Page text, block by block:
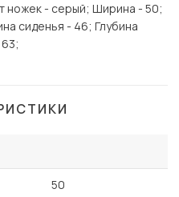
ножек - серый; Ширина - 50;
сиденья - 46; Глубина
50